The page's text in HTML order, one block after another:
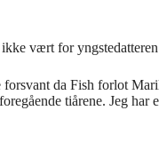
vært for
da Fish forlot
tiårene. Jeg